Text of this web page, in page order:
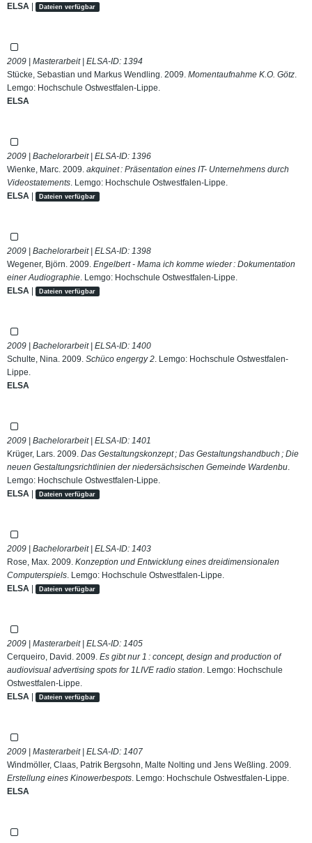
ELSA | Dateien verfügbar
2009 | Masterarbeit | ELSA-ID: 1394
Stücke, Sebastian und Markus Wendling. 2009. Momentaufnahme K.O. Götz
Lemgo: Hochschule Ostwestfalen-Lippe.
ELSA
2009 | Bachelorarbeit | ELSA-ID: 1396
Wienke, Marc. 2009. akquinet : Präsentation eines IT- Unternehmens durch
Videostatements . Lemgo: Hochschule Ostwestfalen-Lippe.
ELSA | Dateien verfügbar
2009 | Bachelorarbeit | ELSA-ID: 1398
Wegener, Björn. 2009. Engelbert - Mama ich komme wieder : Dokumentation
einer Audiographie . Lemgo: Hochschule Ostwestfalen-Lippe.
ELSA | Dateien verfügbar
2009 | Bachelorarbeit | ELSA-ID: 1400
Schulte, Nina. 2009. Schüco engergy 2 . Lemgo: Hochschule Ostwestfalen-
Lippe.
ELSA
2009 | Bachelorarbeit | ELSA-ID: 1401
Krüger, Lars. 2009. Das Gestaltungskonzept ; Das Gestaltungshandbuch ; Die
neuen Gestaltungsrichtlinien der niedersächsischen Gemeinde Wardenbu
Lemgo: Hochschule Ostwestfalen-Lippe.
ELSA | Dateien verfügbar
2009 | Bachelorarbeit | ELSA-ID: 1403
Rose, Max. 2009. Konzeption und Entwicklung eines dreidimensionalen
Computerspiels . Lemgo: Hochschule Ostwestfalen-Lippe.
ELSA | Dateien verfügbar
2009 | Masterarbeit | ELSA-ID: 1405
Cerqueiro, David. 2009. Es gibt nur 1 : concept, design and production of
audiovisual advertising spots for 1LIVE radio station . Lemgo: Hochschule
Ostwestfalen-Lippe.
ELSA | Dateien verfügbar
2009 | Masterarbeit | ELSA-ID: 1407
Windmöller, Claas, Patrik Bergsohn, Malte Nolting und Jens Weßling. 2009.
Erstellung eines Kinowerbespots . Lemgo: Hochschule Ostwestfalen-Lippe.
ELSA